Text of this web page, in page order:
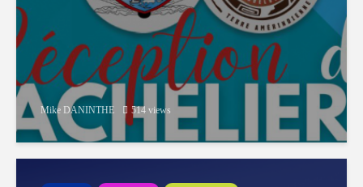
Mike DANINTHE 514 views